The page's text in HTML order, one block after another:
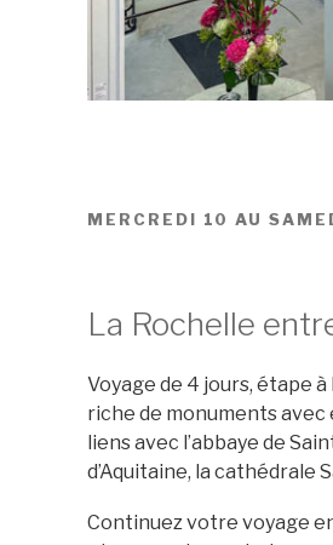
MERCREDI 10 AU
La Rochelle
Voyage de 4 jours, étape
riche de monuments
liens avec l’abbaye de
d’Aquitaine, la
Continuez votre voyage